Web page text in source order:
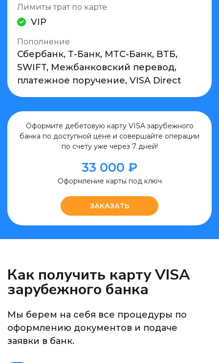
Лимиты трат по карте
VIP
Пополнение
Сбербанк, Т-Банк, МТС-Банк, ВТБ,
SWIFT, Межбанковский перевод,
платежное поручение, VISA Direct
Оформите дебетовую карту VISA зарубежного
банка по доступной цене и совершайте операции
по счету уже через 7 дней!
ЗАКАЗАТЬ
33 000 ₽
Оформление карты под ключ
Как получить карту VISA
зарубежного банка
Мы берем на себя все процедуры по
оформлению документов и подаче
заявки в банк.